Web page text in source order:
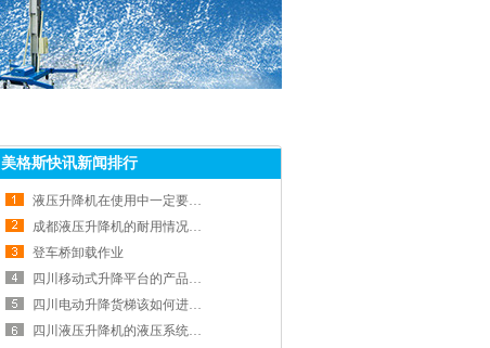
美格斯快讯新闻排行
液压升降机在使用中一定要了解这几个问题
成都液压升降机的耐用情况简述
登车桥卸载作业
四川移动式升降平台的产品优势
四川电动升降货梯该如何进行选择
四川液压升降机的液压系统出现不保压的小故障